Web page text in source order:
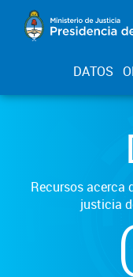
DATOS
Recursos acerca
justicia